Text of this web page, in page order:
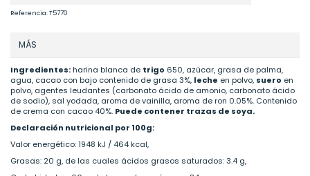
Referencia:T5770
MÁS
Ingredientes: harina blanca de trigo 650, azúcar, grasa de palma,
agua, cacao con bajo contenido de grasa 3%, leche en polvo, suero en
polvo, agentes leudantes (carbonato ácido de amonio, carbonato ácido
de sodio), sal yodada, aroma de vainilla, aroma de ron 0.05%. Contenido
de crema con cacao 40%. Puede contener trazas de soya.
Declaración nutricional por 100g:
Valor energético: 1948 kJ / 464 kcal,
Grasas: 20 g, de las cuales ácidos grasos saturados: 3.4 g,